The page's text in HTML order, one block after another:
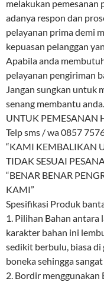
melakukan pemesanan
adanya respon dan
pelayanan prima demi
kepuasan pelanggan
Apabila anda
pelayanan pengiriman
Jangan sungkan untuk
senang membantu anda.
UNTUK PEMESANAN
Telp sms / wa 0857
“KAMI KEMBALIKAN
TIDAK SESUAI
“BENAR BENAR
KAMI”
Spesifikasi Produk
1. Pilihan Bahan antara
karakter bahan ini
sedikit berbulu, biasa
boneka sehingga
2. Bordir